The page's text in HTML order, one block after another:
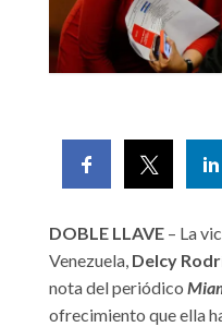
DOBLE LLAVE – La
Venezuela, Delcy
nota del periódico
ofrecimiento que ella